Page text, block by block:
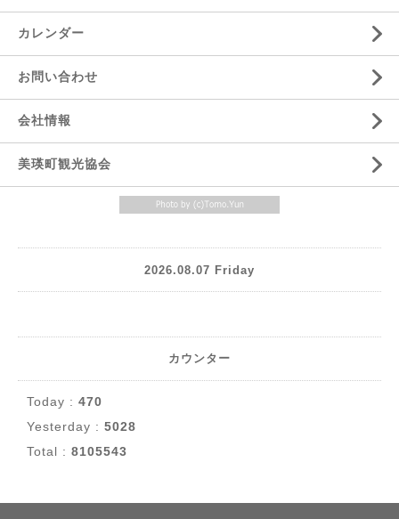
カレンダー
お問い合わせ
会社情報
美瑛町観光協会
2026.08.07 Friday
カウンター
Today : 470
Yesterday : 5028
Total : 8105543